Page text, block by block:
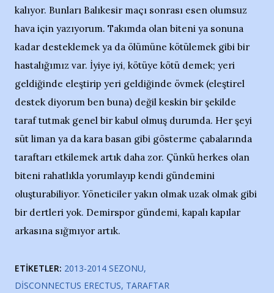
kalıyor. Bunları Balıkesir maçı sonrası esen olumsuz
hava için yazıyorum. Takımda olan biteni ya sonuna
kadar desteklemek ya da ölümüne kötülemek gibi bir
hastalığımız var. İyiye iyi, kötüye kötü demek; yeri
geldiğinde eleştirip yeri geldiğinde övmek (eleştirel
destek diyorum ben buna) değil keskin bir şekilde
taraf tutmak genel bir kabul olmuş durumda. Her şeyi
süt liman ya da kara basan gibi gösterme çabalarında
taraftarı etkilemek artık daha zor. Çünkü herkes olan
biteni rahatlıkla yorumlayıp kendi gündemini
oluşturabiliyor. Yöneticiler yakın olmak uzak olmak gibi
bir dertleri yok. Demirspor gündemi, kapalı kapılar
arkasına sığmıyor artık.
ETIKETLER: 2013-2014 SEZONU
DISCONNECTUS ERECTUS TARAFTAR